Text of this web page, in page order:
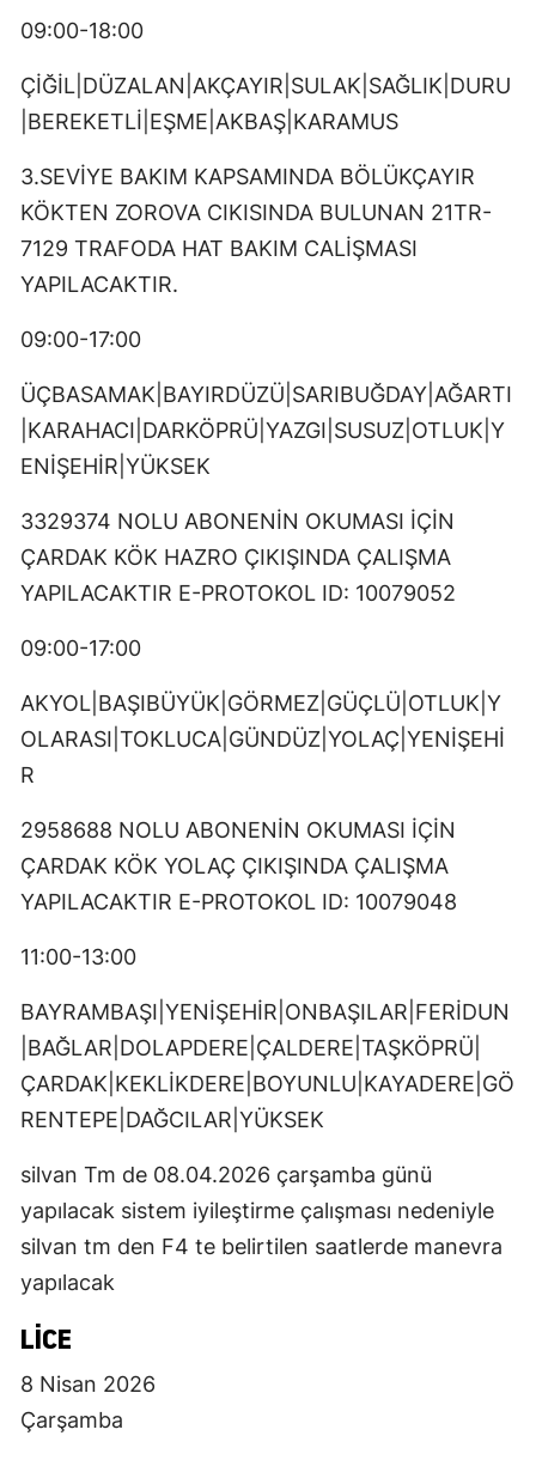
09:00-18:00
ÇİĞİL|DÜZALAN|AKÇAYIR|SULAK|SAĞLIK|DURU
|BEREKETLİ|EŞME|AKBAŞ|KARAMUS
3.SEVİYE BAKIM KAPSAMINDA BÖLÜKÇAYIR
KÖKTEN ZOROVA CIKISINDA BULUNAN 21TR-
7129 TRAFODA HAT BAKIM CALİŞMASI
YAPILACAKTIR.
09:00-17:00
ÜÇBASAMAK|BAYIRDÜZÜ|SARIBUĞDAY|AĞARTI
|KARAHACI|DARKÖPRÜ|YAZGI|SUSUZ|OTLUK|Y
ENİŞEHİR|YÜKSEK
3329374 NOLU ABONENİN OKUMASI İÇİN
ÇARDAK KÖK HAZRO ÇIKIŞINDA ÇALIŞMA
YAPILACAKTIR E-PROTOKOL ID: 10079052
09:00-17:00
AKYOL|BAŞIBÜYÜK|GÖRMEZ|GÜÇLÜ|OTLUK|Y
OLARASI|TOKLUCA|GÜNDÜZ|YOLAÇ|YENİŞEHİ
R
2958688 NOLU ABONENİN OKUMASI İÇİN
ÇARDAK KÖK YOLAÇ ÇIKIŞINDA ÇALIŞMA
YAPILACAKTIR E-PROTOKOL ID: 10079048
11:00-13:00
BAYRAMBAŞI|YENİŞEHİR|ONBAŞILAR|FERİDUN
|BAĞLAR|DOLAPDERE|ÇALDERE|TAŞKÖPRÜ|
ÇARDAK|KEKLİKDERE|BOYUNLU|KAYADERE|GÖ
RENTEPE|DAĞCILAR|YÜKSEK
silvan Tm de 08.04.2026 çarşamba günü
yapılacak sistem iyileştirme çalışması nedeniyle
silvan tm den F4 te belirtilen saatlerde manevra
yapılacak
LICE
8 Nisan 2026
Çarşamba